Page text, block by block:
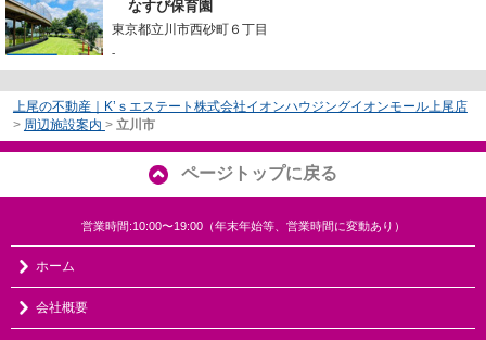
なすび保育園
東京都立川市西砂町６丁目
-
上尾の不動産｜K’ｓエステート株式会社イオンハウジングイオンモール上尾店
> 周辺施設案内 > 立川市
ページトップに戻る
営業時間:10:00〜19:00（年末年始等、営業時間に変動あり）
ホーム
会社概要